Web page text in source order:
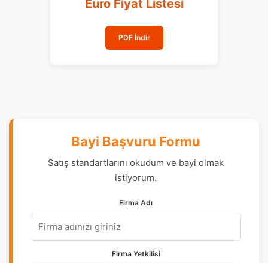
Euro Fiyat Listesi
PDF İndir
Bayi Başvuru Formu
Satış standartlarını okudum ve bayi olmak
istiyorum.
Firma Adı
Firma Yetkilisi